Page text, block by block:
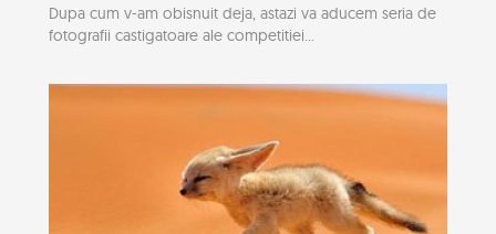
Dupa cum v-am obisnuit deja, astazi va aducem seria de
fotografii castigatoare ale competitiei...